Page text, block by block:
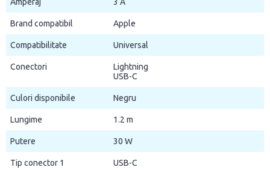
Brand compatibil Apple
Compatibilitate Universal
Conectori
Lightning
USB-C
Culori disponibile Negru
Lungime 1.2 m
Putere 30 W
Tip conector 1 USB-C